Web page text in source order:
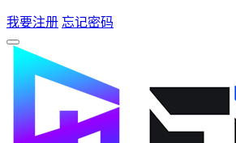
我要注册 忘记密码